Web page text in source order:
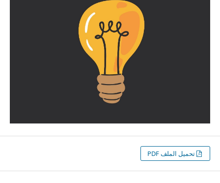
تحميل الملف PDF